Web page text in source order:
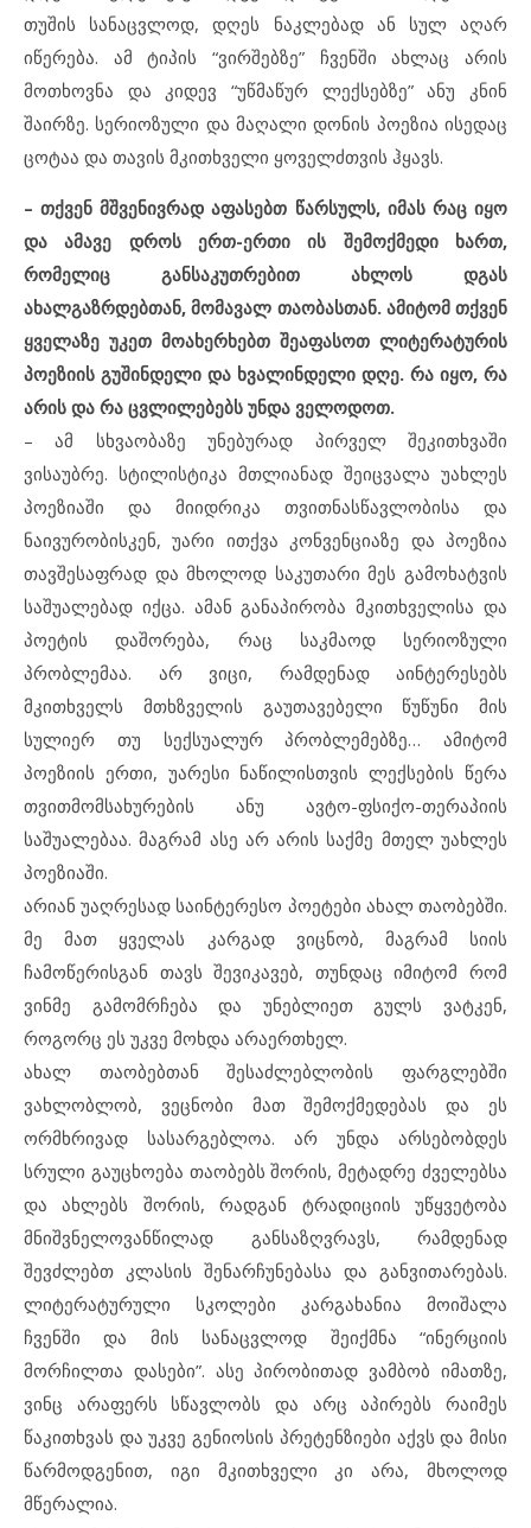
თუშის სანაცვლოდ, დღეს ნაკლებად ან სულ აღარ
იწერება. ამ ტიპის “ვირშებზე” ჩვენში ახლაც არის
მოთხოვნა და კიდევ “უწმაწურ ლექსებზე” ანუ კნინ
შაირზე. სერიოზული და მაღალი დონის პოეზია ისედაც
ცოტაა და თავის მკითხველი ყოველძთვის ჰყავს.
– თქვენ მშვენივრად აფასებთ წარსულს, იმას რაც იყო
და ამავე დროს ერთ-ერთი ის შემოქმედი ხართ,
რომელიც განსაკუთრებით ახლოს დგას
ახალგაზრდებთან, მომავალ თაობასთან. ამიტომ თქვენ
ყველაზე უკეთ მოახერხებთ შეაფასოთ ლიტერატურის
პოეზიის გუშინდელი და ხვალინდელი დღე. რა იყო, რა
არის და რა ცვლილებებს უნდა ველოდოთ.
– ამ სხვაობაზე უნებურად პირველ შეკითხვაში
ვისაუბრე. სტილისტიკა მთლიანად შეიცვალა უახლეს
პოეზიაში და მიიდრიკა თვითნასწავლობისა და
ნაივურობისკენ, უარი ითქვა კონვენციაზე და პოეზია
თავშესაფრად და მხოლოდ საკუთარი მეს გამოხატვის
საშუალებად იქცა. ამან განაპირობა მკითხველისა და
პოეტის დაშორება, რაც საკმაოდ სერიოზული
პრობლემაა. არ ვიცი, რამდენად აინტერესებს
მკითხველს მთხზველის გაუთავებელი წუწუნი მის
სულიერ თუ სექსუალურ პრობლემებზე… ამიტომ
პოეზიის ერთი, უარესი ნაწილისთვის ლექსების წერა
თვითმომსახურების ანუ ავტო-ფსიქო-თერაპიის
საშუალებაა. მაგრამ ასე არ არის საქმე მთელ უახლეს
პოეზიაში.
არიან უაღრესად საინტერესო პოეტები ახალ თაობებში.
მე მათ ყველას კარგად ვიცნობ, მაგრამ სიის
ჩამოწერისგან თავს შევიკავებ, თუნდაც იმიტომ რომ
ვინმე გამომრჩება და უნებლიეთ გულს ვატკენ,
როგორც ეს უკვე მოხდა არაერთხელ.
ახალ თაობებთან შესაძლებლობის ფარგლებში
ვახლობლობ, ვეცნობი მათ შემოქმედებას და ეს
ორმხრივად სასარგებლოა. არ უნდა არსებობდეს
სრული გაუცხოება თაობებს შორის, მეტადრე ძველებსა
და ახლებს შორის, რადგან ტრადიციის უწყვეტობა
მნიშვნელოვანწილად განსაზღვრავს, რამდენად
შევძლებთ კლასის შენარჩუნებასა და განვითარებას.
ლიტერატურული სკოლები კარგახანია მოიშალა
ჩვენში და მის სანაცვლოდ შეიქმნა “ინერციის
მორჩილთა დასები”. ასე პირობითად ვამბობ იმათზე,
ვინც არაფერს სწავლობს და არც აპირებს რაიმეს
წაკითხვას და უკვე გენიოსის პრეტენზიები აქვს და მისი
წარმოდგენით, იგი მკითხველი კი არა, მხოლოდ
მწერალია.